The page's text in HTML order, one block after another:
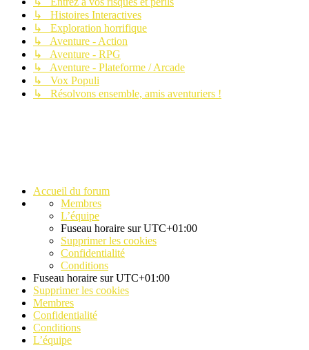
↳ Histoires Interactives
↳ Exploration horrifique
↳ Aventure - Action
↳ Aventure - RPG
↳ Aventure - Plateforme / Arcade
↳ Vox Populi
↳ Résolvons ensemble, amis aventuriers !
Accueil du forum
Membres
L’équipe
Fuseau horaire surUTC+01:00
Supprimer les cookies
Confidentialité
Conditions
Fuseau horaire surUTC+01:00
Supprimer les cookies
Membres
Confidentialité
Conditions
L’équipe